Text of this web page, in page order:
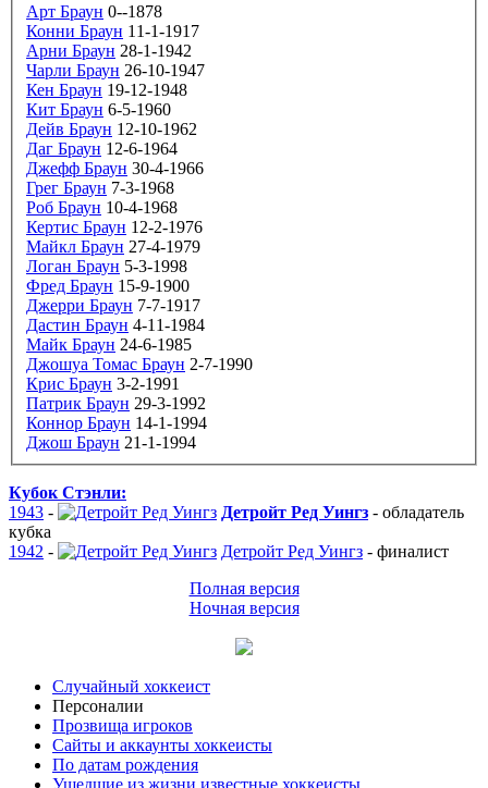
Арт Браун 0--1878
Конни Браун 11-1-1917
Арни Браун 28-1-1942
Чарли Браун 26-10-1947
Кен Браун 19-12-1948
Кит Браун 6-5-1960
Дейв Браун 12-10-1962
Даг Браун 12-6-1964
Джефф Браун 30-4-1966
Грег Браун 7-3-1968
Роб Браун 10-4-1968
Кертис Браун 12-2-1976
Майкл Браун 27-4-1979
Логан Браун 5-3-1998
Фред Браун 15-9-1900
Джерри Браун 7-7-1917
Дастин Браун 4-11-1984
Майк Браун 24-6-1985
Джошуа Томас Браун 2-7-1990
Крис Браун 3-2-1991
Патрик Браун 29-3-1992
Коннор Браун 14-1-1994
Джош Браун 21-1-1994
Кубок Стэнли:
1943 - Детройт Ред Уингз - обладатель
кубка
1942 - Детройт Ред Уингз - финалист
Полная версия
Ночная версия
Случайный хоккеист
Персоналии
Прозвища игроков
Сайты и аккаунты хоккеисты
По датам рождения
Ушедшие из жизни известные хоккеисты